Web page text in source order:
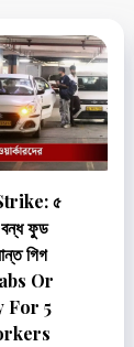
৫
বন্ধ ফুড
গিগ
Or
For 5